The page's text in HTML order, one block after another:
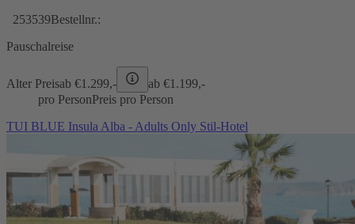
253539Bestellnr.:
Pauschalreise
Alter Preisab €1.299,- ab €1.199,-
pro PersonPreis pro Person
TUI BLUE Insula Alba - Adults Only Stil-Hotel